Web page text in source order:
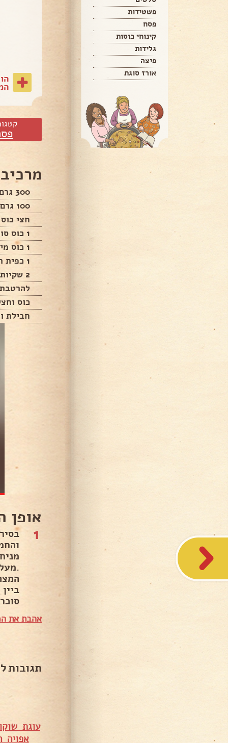
פשטידות
פסח
קינוחי כוסות
גלידות
פיצה
אורז סוגת
300 גרם שוקולד ( צמקאו)
100 גרם חמאה
חצי
1 כוס סוכר
1 כוס מים רותחים
1 כפית רום
2 שקיות סוכר וניל
כוס
חבילת
אופן
1
אהבת את
תגובות
עוגת
אפויה